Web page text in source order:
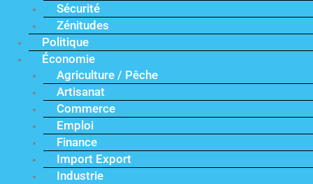
Sécurité
Zénitudes
Politique
Économie
Agriculture / Pêche
Artisanat
Commerce
Emploi
Finance
Import Export
Industrie